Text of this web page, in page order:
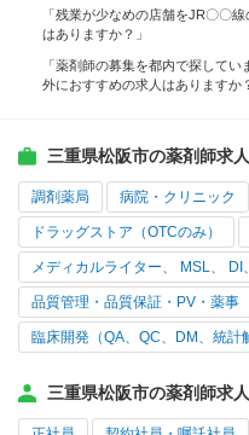
「残業が少なめの店舗をJR〇〇
はありますか？」
「薬剤師の募集を都内で探して
外におすすめの求人はありますか
三重県松阪市の薬剤師求
調剤薬局 病院・クリニック
ドラッグストア（OTCのみ）
メディカルライター、 MSL、 DI
品質管理・品質保証・PV・薬事
臨床開発（QA、QC、DM、統計
三重県松阪市の薬剤師求